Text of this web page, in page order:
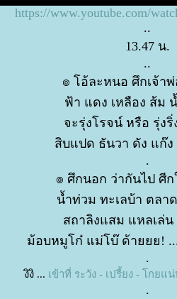
https://www.youtube.com/
..
13.47 น.
..
๏ โอ้ละหนอ ศึกเจ้าพ่
ฟ้า แดง เหลือง ส้ม
จะรุ่งโรจน์ หรือ รุ่งริ่
สิบแปด ธันวา ดัง แก๊
.
๏ ศึกนอก ว่ากันไป ศี
น้ำท่วม ทะเลบ้า ตล
สถาลิงแสม แหลเล่
ม้อบหมูโก๋ แม่โบ๊ ด้ายยย!
.
งิงิ ... เข้าที่ ระวัง - เปรี้ยง - โกยแ
.